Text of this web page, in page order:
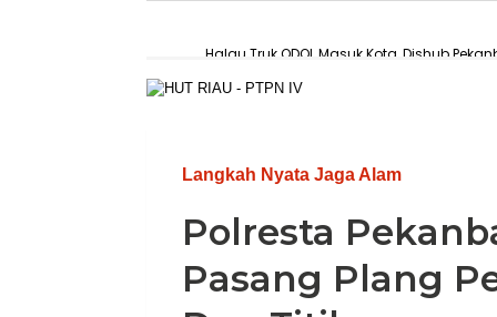
Halau Truk ODOL Masuk Kota, Dishub
Tersangka Pencurian Ini Bebas Setelah di
DPKP Pekanbaru Tangani 116 Kejadian
Langkah Nyata Jaga Alam
Polresta
Pasang Plang